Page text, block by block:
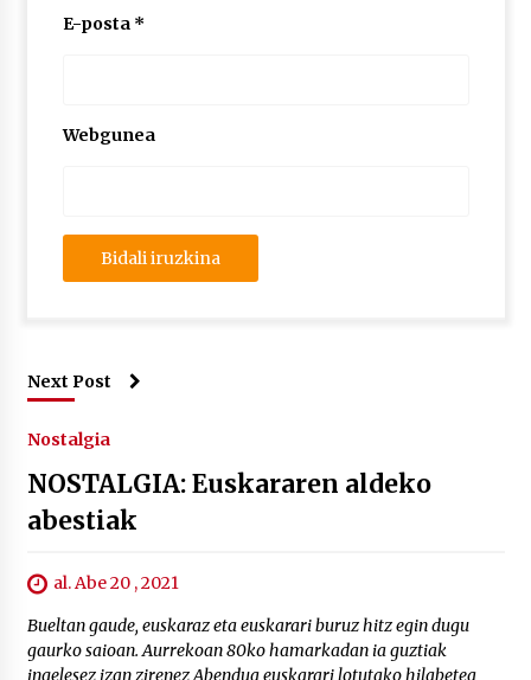
E-posta *
Webgunea
Next Post
Nostalgia
NOSTALGIA: Euskararen aldeko
abestiak
al. Abe 20 , 2021
Bueltan gaude, euskaraz eta euskarari buruz hitz egin dugu
gaurko saioan. Aurrekoan 80ko hamarkadan ia guztiak